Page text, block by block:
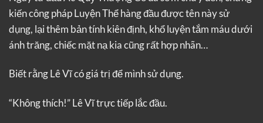
kiến công pháp Luyện Thể hàng đầu được tên này sử
dụng, lại thêm bản tính kiên định, khổ luyện tắm máu dưới
ánh trăng, chiếc mặt nạ kia cũng rất hợp nhãn…
Biết rằng Lê Vĩ có giá trị để mình sử dụng.
“Không thích!” Lê Vĩ trực tiếp lắc đầu.